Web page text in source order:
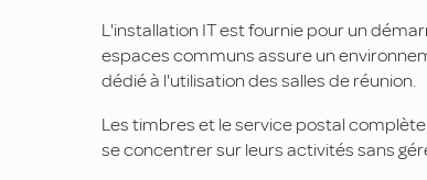
L'installation IT est fournie pour un
espaces communs assure un
dédié à l'utilisation des salles de réunion.
Les timbres et le service postal
se concentrer sur leurs activités sans